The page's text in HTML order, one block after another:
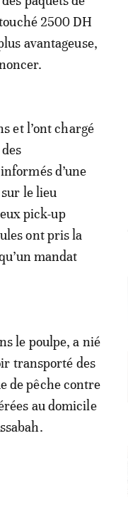
2500 DH
avantageuse,
et l’ont chargé
d’une
le lieu
pick-up
ont pris la
mandat
le poulpe, a nié
transporté des
de pêche contre
au domicile